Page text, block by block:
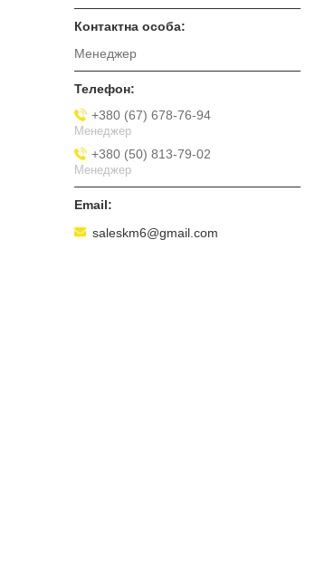
Менеджер
+380 (67) 678-76-94
Менеджер
+380 (50) 813-79-02
Менеджер
saleskm6@gmail.com